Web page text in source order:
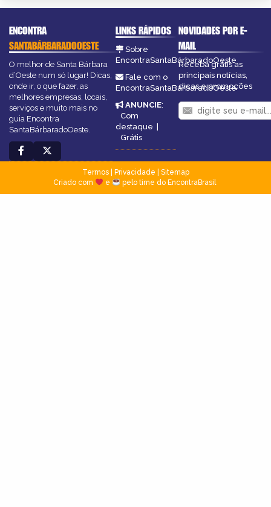
ENCONTRA
SANTABÁRBARADOOESTE
O melhor de Santa Bárbara
d’Oeste num só lugar! Dicas,
onde ir, o que fazer, as
melhores empresas, locais,
serviços e muito mais no
guia Encontra
SantaBárbaradoOeste.
LINKS RÁPIDOS
Sobre
EncontraSantaBárbaradoOeste
Fale com o
EncontraSantaBárbaradoOeste
ANUNCIE:
Com
destaque |
Grátis
NOVIDADES POR E-
MAIL
Receba grátis as
principais notícias,
dicas e promoções
Termos| Privacidade
Sitemap
Criado com
e pelo time do EncontraBrasil